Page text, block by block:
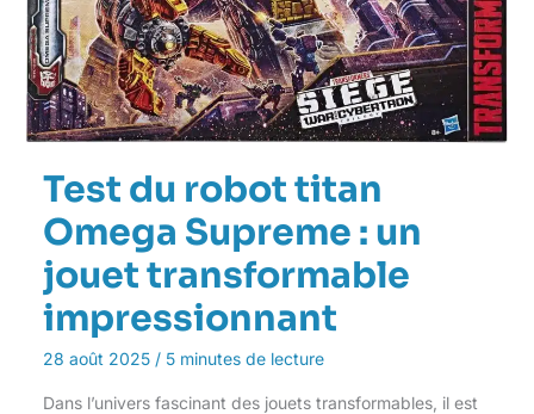
Test du robot titan
Omega Supreme : un
jouet transformable
impressionnant
28 août 2025 / 5 minutes de lecture
Dans l’univers fascinant des jouets transformables, il est